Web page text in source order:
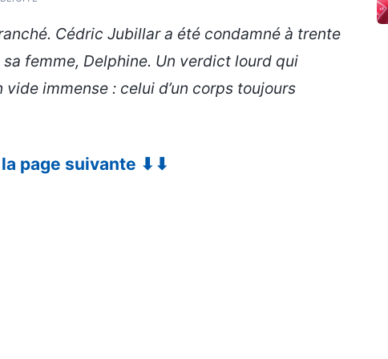
Cédric Jubillar a été condamné à trente
femme, Delphine. Un verdict lourd qui
immense : celui d’un corps toujours
page suivante ⬇⬇